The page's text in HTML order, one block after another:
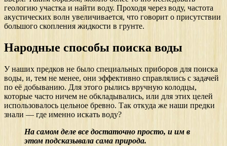
геологию участка и найти воду. Проходя через воду, частота
акустических волн увеличивается, что говорит о присутствии
большого скопления жидкости в грунте.
Народные способы поиска воды
У наших предков не было специальных приборов для поиска
воды, и, тем не менее, они эффективно справлялись с задачей
по её добыванию. Для этого рылись вручную колодцы,
которые часто ничем не обкладывались, или для этих целей
использовалось цельное бревно. Так откуда же наши предки
знали — где именно искать воду?
На самом деле все достаточно просто, и им в
этом подсказывала сама природа.